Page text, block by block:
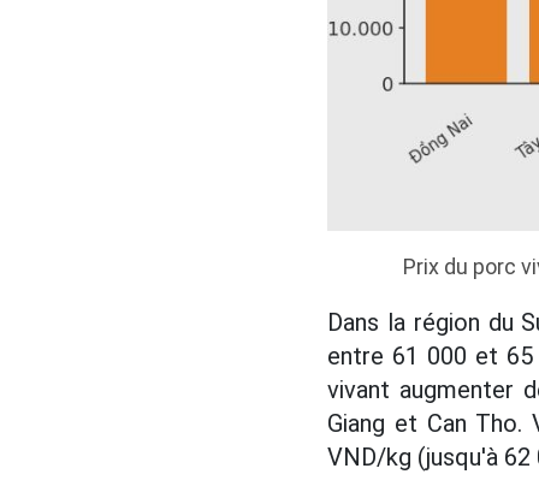
Prix du porc
Dans la région du
entre 61 000 et 65
vivant augmenter
Giang et Can
VND/kg (jusqu'à 62